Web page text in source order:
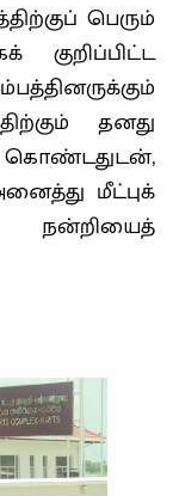
பெரும்
குறிப்பிட்ட
தனது
மீட்புக்
நன்றியைத்